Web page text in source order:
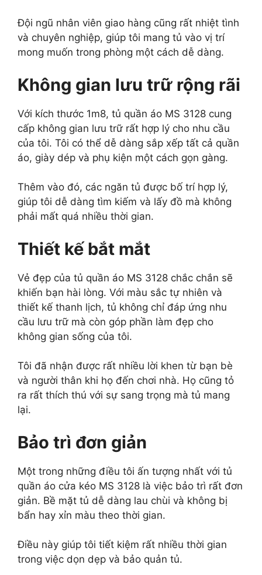
Đội ngũ nhân viên giao hàng cũng rất nhiệt tình
và chuyên nghiệp, giúp tôi mang tủ vào vị trí
mong muốn trong phòng một cách dễ dàng.
Không gian lưu trữ rộng rãi
Với kích thước 1m8, tủ quần áo MS 3128 cung
cấp không gian lưu trữ rất hợp lý cho nhu cầu
của tôi. Tôi có thể dễ dàng sắp xếp tất cả quần
áo, giày dép và phụ kiện một cách gọn gàng.
Thêm vào đó, các ngăn tủ được bố trí hợp lý,
giúp tôi dễ dàng tìm kiếm và lấy đồ mà không
phải mất quá nhiều thời gian.
Thiết kế bắt mắt
Vẻ đẹp của tủ quần áo MS 3128 chắc chắn sẽ
khiến bạn hài lòng. Với màu sắc tự nhiên và
thiết kế thanh lịch, tủ không chỉ đáp ứng nhu
cầu lưu trữ mà còn góp phần làm đẹp cho
không gian sống của tôi.
Tôi đã nhận được rất nhiều lời khen từ bạn bè
và người thân khi họ đến chơi nhà. Họ cũng tỏ
ra rất thích thú với sự sang trọng mà tủ mang
lại.
Bảo trì đơn giản
Một trong những điều tôi ấn tượng nhất với tủ
quần áo cửa kéo MS 3128 là việc bảo trì rất đơn
giản. Bề mặt tủ dễ dàng lau chùi và không bị
bẩn hay xỉn màu theo thời gian.
Điều này giúp tôi tiết kiệm rất nhiều thời gian
trong việc dọn dẹp và bảo quản tủ.